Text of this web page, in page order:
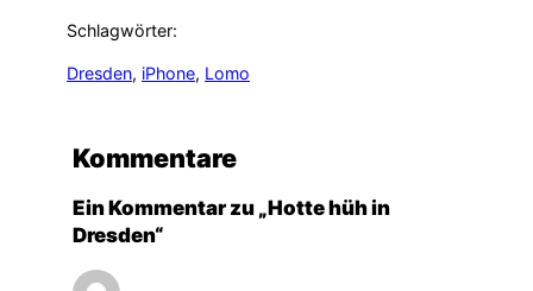
Schlagwörter:
Dresden, iPhone, Lomo
Kommentare
Ein Kommentar zu „Hotte hüh in
Dresden“